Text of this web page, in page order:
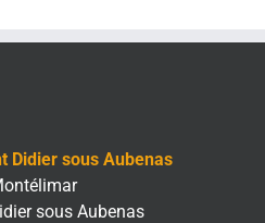
Didier sous Aubenas
sous Aubenas